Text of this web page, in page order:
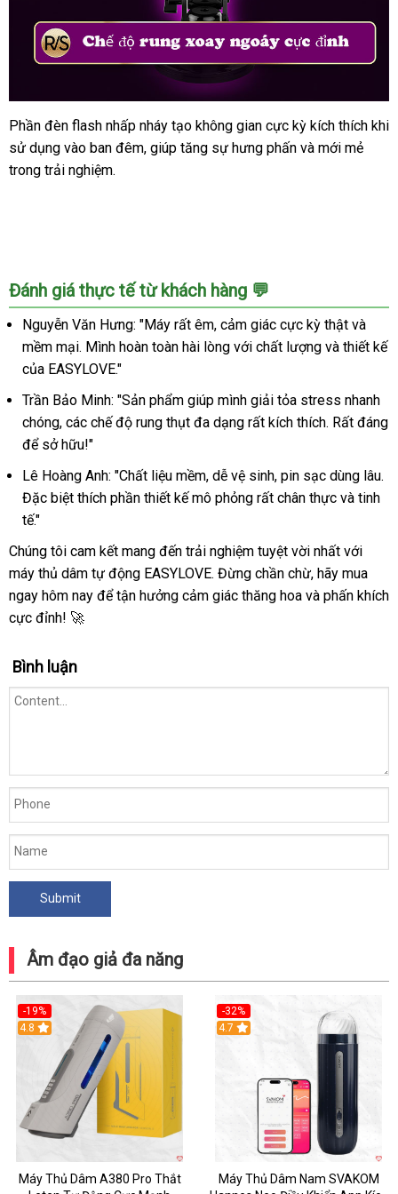
Máy
thủ
dâm
tiện
ích
siêu
bền
Phần đèn flash nhấp nháy tạo không gian cực kỳ kích thích khi
sử dụng vào ban đêm, giúp tăng sự hưng phấn và mới mẻ
trong trải nghiệm.
Đánh giá thực tế từ khách hàng 💬
Nguyễn Văn Hưng: "Máy rất êm, cảm giác cực kỳ thật và
mềm mại. Mình hoàn toàn hài lòng với chất lượng và thiết kế
của EASYLOVE."
Trần Bảo Minh: "Sản phẩm giúp mình giải tỏa stress nhanh
chóng, các chế độ rung thụt đa dạng rất kích thích. Rất đáng
để sở hữu!"
Lê Hoàng Anh: "Chất liệu mềm, dễ vệ sinh, pin sạc dùng lâu.
Đặc biệt thích phần thiết kế mô phỏng rất chân thực và tinh
tế."
Chúng tôi cam kết mang đến trải nghiệm tuyệt vời nhất với
máy thủ dâm tự động EASYLOVE. Đừng chần chừ, hãy mua
ngay hôm nay để tận hưởng cảm giác thăng hoa và phấn khích
cực đỉnh! 🚀
Bình luận
Âm đạo giả đa năng
-19%
Hot
4.8
Máy Thủ Dâm A380 Pro Thắt
-32%
Hot
4.7
Máy Thủ Dâm Nam SVAKOM